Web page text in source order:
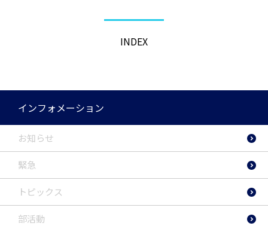
INDEX
インフォメーション
お知らせ
緊急
トピックス
部活動